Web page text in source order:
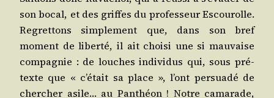
son bocal, et des griffes du pro­fes­seur Escou­rolle.
Regret­tons sim­ple­ment que, dans son bref
moment de liber­té, il ait choi­si une si mau­vaise
com­pa­gnie : de louches indi­vi­dus qui, sous pré­
texte que « c’é­tait sa place », l’ont per­sua­dé de
cher­cher asile… au Pan­théon ! Notre cama­rade,